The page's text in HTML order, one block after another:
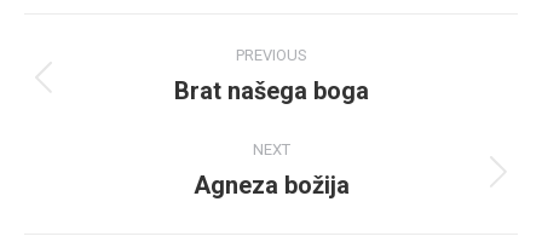
navigation
PREVIOUS
Previous
Brat našega boga
NEXT
Next
Agneza božija